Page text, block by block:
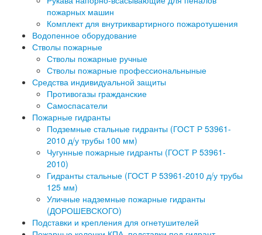
пожарных машин
Комплект для внутриквартирного пожаротушения
Водопенное оборудование
Стволы пожарные
Стволы пожарные ручные
Стволы пожарные профессиональныные
Средства индивидуальной защиты
Противогазы гражданские
Самоспасатели
Пожарные гидранты
Подземные стальные гидранты (ГОСТ Р 53961-
2010 д/у трубы 100 мм)
Чугунные пожарные гидранты (ГОСТ Р 53961-
2010)
Гидранты стальные (ГОСТ Р 53961-2010 д/у трубы
125 мм)
Уличные надземные пожарные гидранты
(ДОРОШЕВСКОГО)
Подставки и крепления для огнетушителей